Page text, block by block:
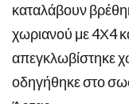
καταλάβουν
χωριανού με 4Χ4
απεγκλωβίστηκε
οδηγήθηκε στο